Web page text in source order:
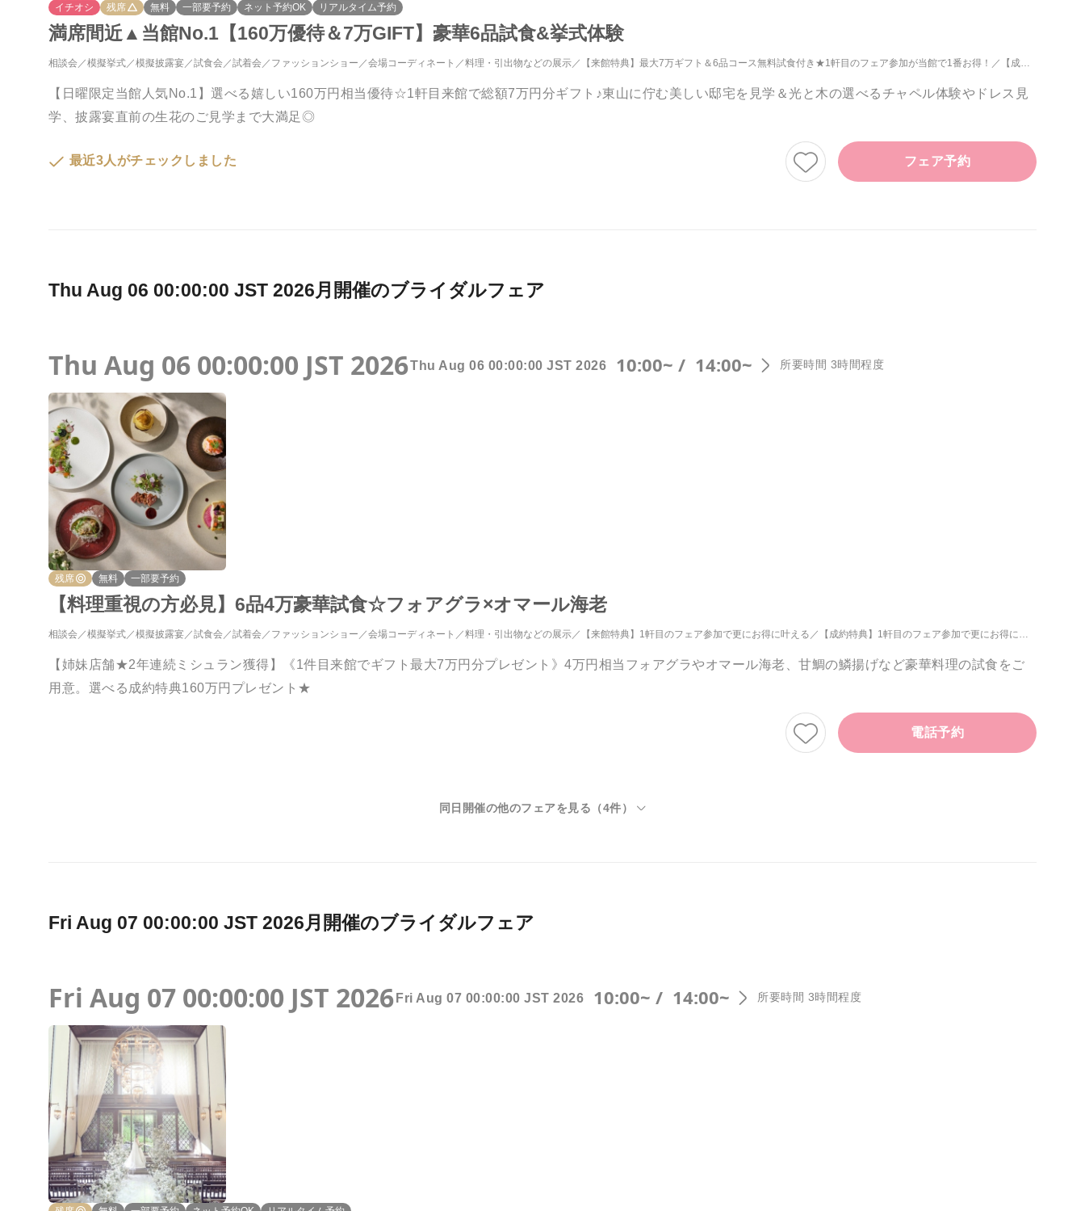
イチオシ 残席 無料 一部要予約 ネット予約OK リアルタイム予約
満席間近▲当館No.1【160万優待＆7万GIFT】豪華6品試食&挙式体験
相談会 模擬挙式 模擬披露宴 試食会 試着会 ファッションショー 会場コーディネート 料理・引出物などの展示 【来館特典】最大7万ギフト＆6品コース無料試食付き★1軒目のフェア参加が当館で1番お得！ 【成約特典】最大160万優待★1軒目のフェア参加で更にお得に叶えられる♪
【日曜限定当館人気No.1】選べる嬉しい160万円相当優待☆1軒目来館で総額7万円分ギフト♪東山に佇む美しい邸宅を見学＆光と木の選べるチャペル体験やドレス見
学、披露宴直前の生花のご見学まで大満足◎
最近3人がチェックしました フェア予約
Thu Aug 06 00:00:00 JST 2026月開催のブライダルフェア
Thu Aug 06 00:00:00 JST 2026Thu Aug 06 00:00:00 JST 2026 10:00~ / 14:00~ 所要時間 3時間程度
残席 無料 一部要予約
【料理重視の方必見】6品4万豪華試食☆フォアグラ×オマール海老
相談会 模擬挙式 模擬披露宴 試食会 試着会 ファッションショー 会場コーディネート 料理・引出物などの展示 【来館特典】1軒目のフェア参加で更にお得に叶える 【成約特典】1軒目のフェア参加で更にお得に叶える
【姉妹店舗★2年連続ミシュラン獲得】《1件目来館でギフト最大7万円分プレゼント》4万円相当フォアグラやオマール海老、甘鯛の鱗揚げなど豪華料理の試食をご
用意。選べる成約特典160万円プレゼント★
電話予約
同日開催の他のフェアを見る（4件）
Fri Aug 07 00:00:00 JST 2026月開催のブライダルフェア
Fri Aug 07 00:00:00 JST 2026 Fri Aug 07 00:00:00 JST 2026 10:00~ / 14:00~ 所要時間 3時間程度